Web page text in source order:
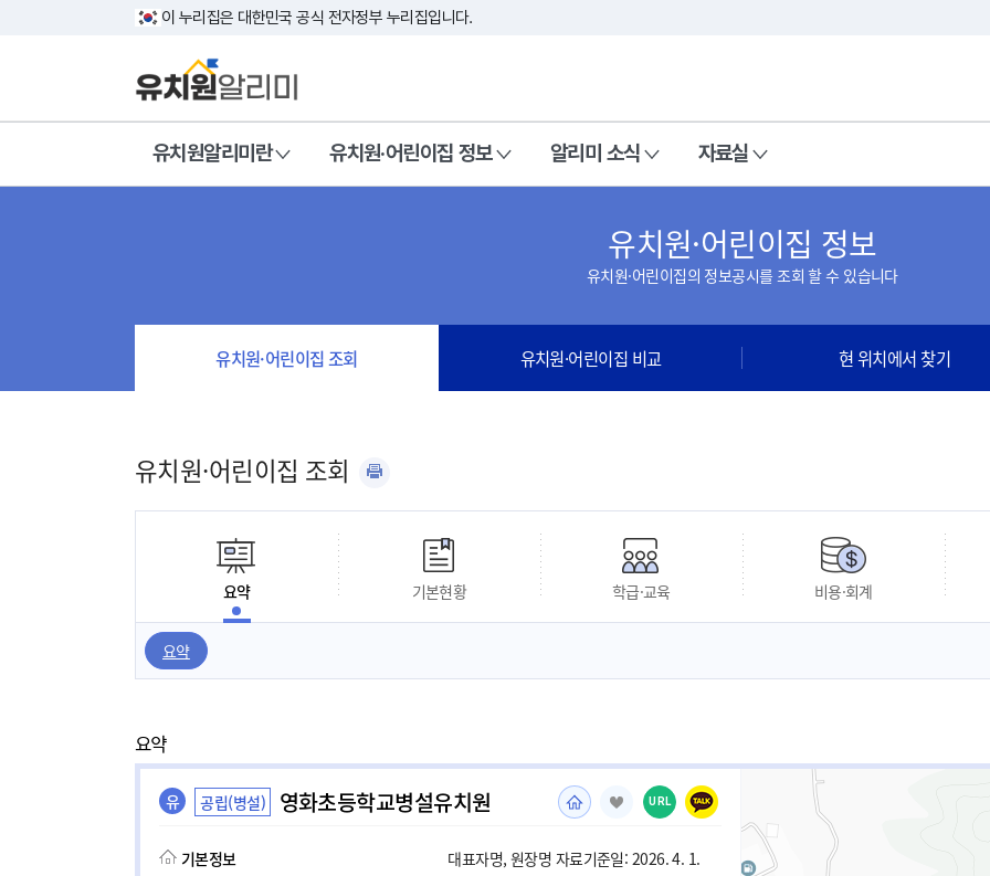
이 누리집은 대한민국 공식 전자정부 누리집입니다.
유치원알리미란 유치원·어린이집 정보 알리미 소식 자료실
유치원·어린이집 정보
유치원·어린이집의 정보공시를 조회 할 수 있습니다
유치원·어린이집 조회 유치원·어린이집 비교 현 위치에서 찾기
유치원·어린이집 조회
요약 기본현황 학급·교육 비용·회계
요약
요약
유 공립(병설) 영화초등학교병설유치원 URL
기본정보 대표자명, 원장명 자료기준일: 2026. 4. 1.